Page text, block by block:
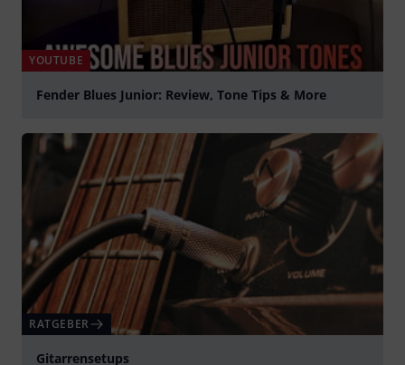
YOUTUBE
Fender Blues Junior: Review, Tone Tips & More
RATGEBER
Gitarrensetups